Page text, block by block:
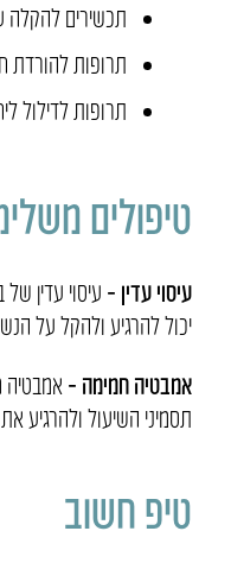
תכשירים להקלה
תרופות להורדת
תרופות לדילול
טיפולים
עיסוי עדין – עיסוי עדין
יכול להרגיע ולהקל על
אמבטיה חמימה – אמבטיה
תסמיני השיעול ולהרגיע את
טיפ חשוב